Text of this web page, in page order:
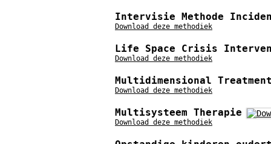
Intervisie Methode
Download deze methodiek
Life Space Crisis
Download deze methodiek
Multidimensional
Download deze methodiek
Multisysteem Therapie
Download deze methodiek